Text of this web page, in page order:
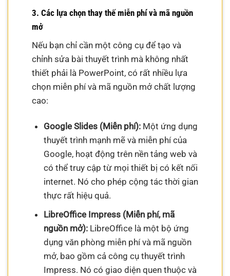
3. Các lựa chọn thay thế miễn phí và mã nguồn
mở
Nếu bạn chỉ cần một công cụ để tạo và
chỉnh sửa bài thuyết trình mà không nhất
thiết phải là PowerPoint, có rất nhiều lựa
chọn miễn phí và mã nguồn mở chất lượng
cao:
Google Slides (Miễn phí):Một ứng dụng
thuyết trình mạnh mẽ và miễn phí của
Google, hoạt động trên nền tảng web và
có thể truy cập từ mọi thiết bị có kết nối
internet. Nó cho phép cộng tác thời gian
thực rất hiệu quả.
LibreOffice Impress (Miễn phí, mã
nguồn mở):LibreOffice là một bộ ứng
dụng văn phòng miễn phí và mã nguồn
mở, bao gồm cả công cụ thuyết trình
Impress. Nó có giao diện quen thuộc và